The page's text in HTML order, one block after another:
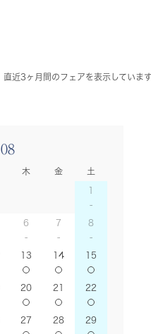
直近3ヶ月間のフェアを表示しています
08
木 金 土
1
6 7 8
13 14 15
20 21 22
27 28 29